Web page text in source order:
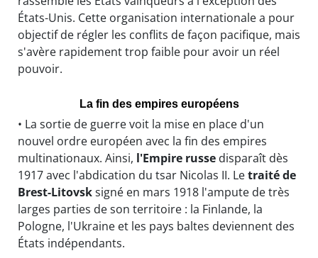
États-Unis. Cette organisation internationale a pour
objectif de régler les conflits de façon pacifique, mais
s'avère rapidement trop faible pour avoir un réel
pouvoir.
La fin des empires européens
• La sortie de guerre voit la mise en place d'un
nouvel ordre européen avec la fin des empires
multinationaux. Ainsi, l'Empire russe disparaît dès
1917 avec l'abdication du tsar Nicolas II. Letraité de
Brest-Litovsksigné en mars 1918 l'ampute de très
larges parties de son territoire : la Finlande, la
Pologne, l'Ukraine et les pays baltes deviennent des
États indépendants.